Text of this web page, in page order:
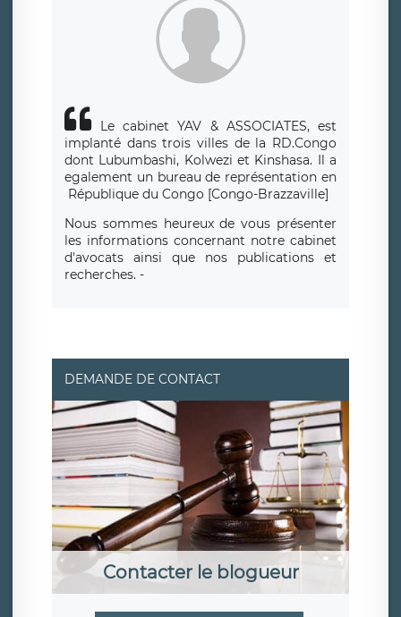
Le cabinet YAV & ASSOCIATES, est
implanté dans trois villes de la RD.Congo
dont Lubumbashi, Kolwezi et Kinshasa. Il a
egalement un bureau de représentation en
République du Congo [Congo-Brazzaville]
Nous sommes heureux de vous présenter
les informations concernant notre cabinet
d'avocats ainsi que nos publications et
recherches. -
DEMANDE DE CONTACT
Contacter le blogueur